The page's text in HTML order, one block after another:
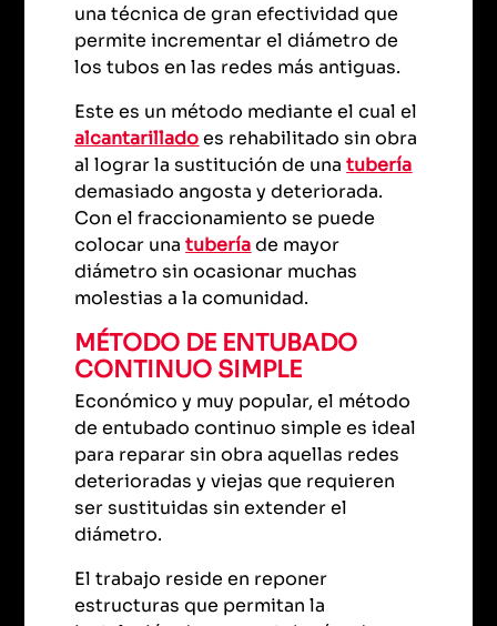
una técnica de gran efectividad que
permite incrementar el diámetro de
los tubos en las redes más antiguas.
Este es un método mediante el cual el
alcantarilladoes rehabilitado sin obra
al lograr la sustitución de unatubería
demasiado angosta y deteriorada.
Con el fraccionamiento se puede
colocar unatuberíade mayor
diámetro sin ocasionar muchas
molestias a la comunidad.
MÉTODO DE ENTUBADO
CONTINUO SIMPLE
Económico y muy popular, el método
de entubado continuo simple es ideal
para reparar sin obra aquellas redes
deterioradas y viejas que requieren
ser sustituidas sin extender el
diámetro.
El trabajo reside en reponer
estructuras que permitan la